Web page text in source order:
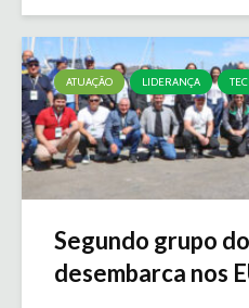
ATUAÇÃO LIDERANÇA
Segundo grupo
desembarca nos